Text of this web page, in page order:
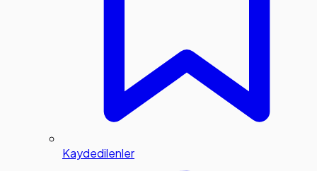
Kaydedilenler